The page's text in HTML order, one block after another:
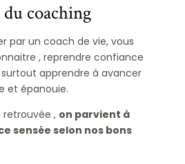
du coaching
par un coach de vie, vous
, reprendre confiance
apprendre à avancer
et épanouie.
retrouvée , on parvient à
sensée selon nos bons